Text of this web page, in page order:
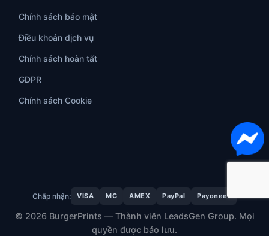
Chính sách bảo mật
Điều khoản dịch vụ
Chính sách hoàn tất
GDPR
Chính sách Cookie
Chấp nhận: VISA MC AMEX PayPal Payoneer
© 2026 BurgerPrints — Thành viên LeadsGen Group. Mọi
quyền được bảo lưu.